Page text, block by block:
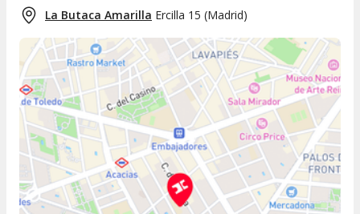
La Butaca Amarilla Ercilla 15 (Madrid)